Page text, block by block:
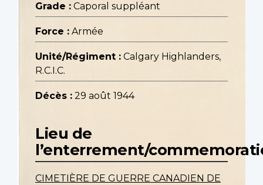
Grade : Caporal suppléant
Force : Armée
Unité/Régiment : Calgary Highlanders,
R.C.I.C.
Décès : 29 août 1944
Lieu de
l’enterrement/
CIMETIÈRE DE GUERRE CANADIEN DE